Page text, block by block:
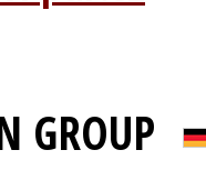
GROUP